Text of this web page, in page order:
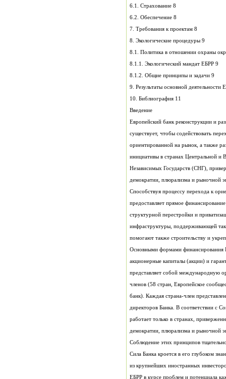
6.1. Страхование 8
6.2. Обеспечение 8
7. Требования к проектам 8
8. Экологические процедуры 9
8.1. Политика в отношении охраны
8.1.1. Экологический мандат ЕБРР 9
8.1.2. Общие принципы и задачи 9
10. Библиография 11
Введение
Европейский банк реконструкции и
демократии, плюрализма и рыночной
Соблюдение этих принципов
Сила Банка кроется в его глубоком